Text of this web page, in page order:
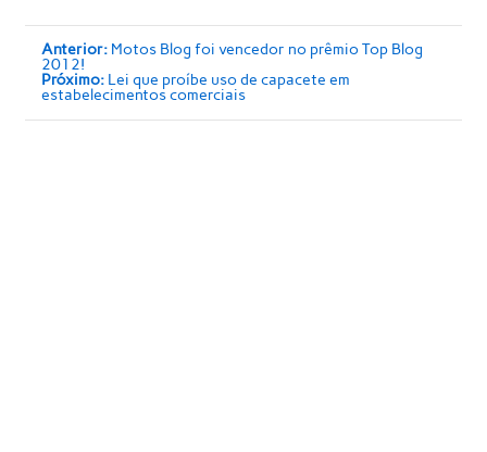
Anterior: Motos Blog foi vencedor no prêmio Top Blog
2012!
Próximo: Lei que proíbe uso de capacete em
estabelecimentos comerciais